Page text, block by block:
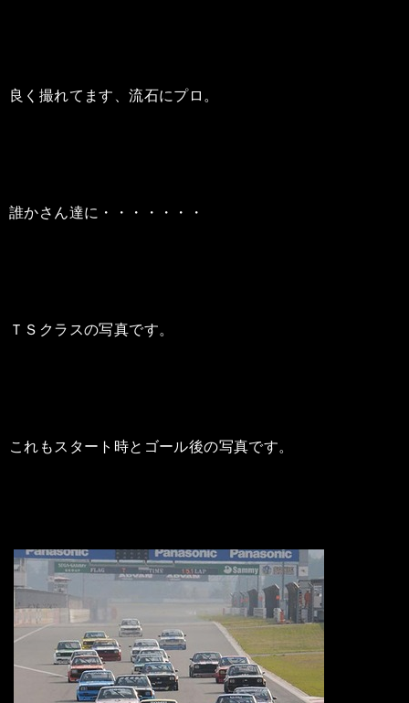
良く撮れてます、流石にプロ。
誰かさん達に・・・・・・・
ＴＳクラスの写真です。
これもスタート時とゴール後の写真です。